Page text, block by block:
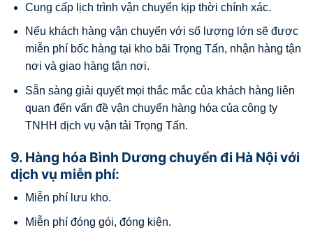
Cung cấp lịch trình vận chuyển kịp thời chính xác.
Nếu khách hàng vận chuyển với số lượng lớn sẽ được
miễn phí bốc hàng tại kho bãi Trọng Tấn, nhận hàng tận
nơi và giao hàng tận nơi.
Sẵn sàng giải quyết mọi thắc mắc của khách hàng liên
quan đến vấn đề vận chuyển hàng hóa của công ty
TNHH dịch vụ vận tải Trọng Tấn.
9. Hàng hóa Bình Dương chuyển đi Hà Nội với
dịch vụ miễn phí:
Miễn phí lưu kho.
Miễn phí đóng gói, đóng kiện.